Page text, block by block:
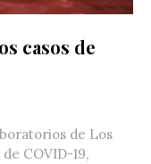
casos de
de Los
COVID-19,